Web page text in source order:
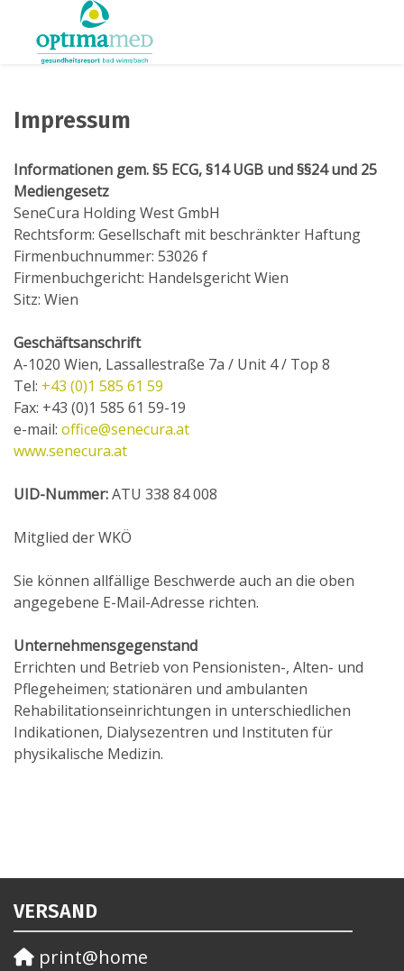
Impressum
Informationen gem. §5 ECG, §14 UGB und §§24 und 25
Mediengesetz
SeneCura Holding West GmbH
Rechtsform: Gesellschaft mit beschränkter Haftung
Firmenbuchnummer: 53026 f
Firmenbuchgericht: Handelsgericht Wien
Sitz: Wien
Geschäftsanschrift
A-1020 Wien, Lassallestraße 7a / Unit 4 / Top 8
Tel: +43 (0)1 585 61 59
Fax: +43 (0)1 585 61 59-19
e-mail: office@senecura.at
www.senecura.at
UID-Nummer:ATU 338 84 008
Mitglied der WKÖ
Sie können allfällige Beschwerde auch an die oben
angegebene E-Mail-Adresse richten.
Unternehmensgegenstand
Errichten und Betrieb von Pensionisten-, Alten- und
Pflegeheimen; stationären und ambulanten
Rehabilitationseinrichtungen in unterschiedlichen
Indikationen, Dialysezentren und Instituten für
physikalische Medizin.
VERSAND
print@home